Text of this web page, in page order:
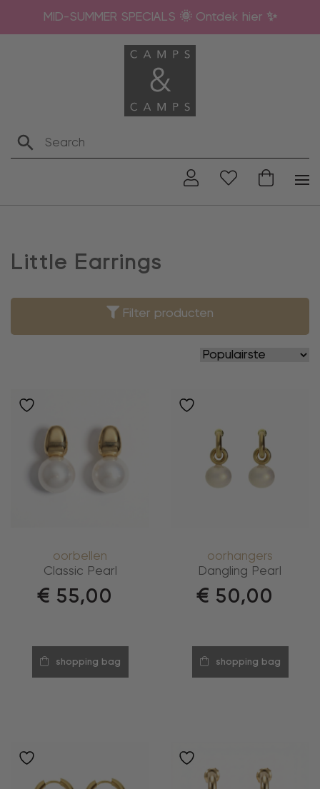
MID-SUMMER SPECIALS 🌞 Ontdek hier ✨
Little Earrings
Filter producten
oorbellen
Classic Pearl
€ 55,00
shopping bag
oorhangers
Dangling Pearl
€ 50,00
shopping bag